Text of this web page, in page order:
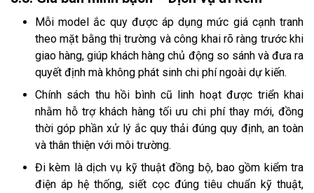
Mỗi model ắc quy được áp dụng mức giá cạnh tranh
theo mặt bằng thị trường và công khai rõ ràng trước khi
giao hàng, giúp khách hàng chủ động so sánh và đưa ra
quyết định mà không phát sinh chi phí ngoài dự kiến.
Chính sách thu hồi bình cũ linh hoạt được triển khai
nhằm hỗ trợ khách hàng tối ưu chi phí thay mới, đồng
thời góp phần xử lý ắc quy thải đúng quy định, an toàn
và thân thiện với môi trường.
Đi kèm là dịch vụ kỹ thuật đồng bộ, bao gồm kiểm tra
điện áp hệ thống, siết cọc đúng tiêu chuẩn kỹ thuật,